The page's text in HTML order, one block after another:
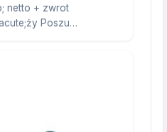
netto + zwrot
Poszu…